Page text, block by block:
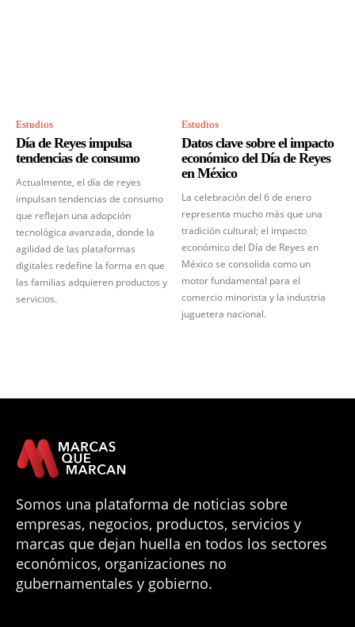
Estudios
Día de Reyes impulsa
tendencias de consumo
Actualmente, el día de reyes
impulsan tendencias de consumo
que reflejan una adopción
tecnológica avanzada, donde la
agilidad de las plataformas
digitales redefine la forma en que
las familias adquieren productos y
servicios.
Estudios
Datos clave sobre el impacto
económico del Día de Reyes
en México
La celebración del 6 de enero
representa mucho más que una
tradición cultural; el impacto
económico del Día de Reyes en
México se consolida como un
motor fundamental para el
comercio minorista y la industria
juguetera nacional.
Somos una plataforma de noticias sobre
empresas, negocios, productos, servicios y
marcas que dejan huella en todos los sectores
económicos, organizaciones no
gubernamentales y gobierno.